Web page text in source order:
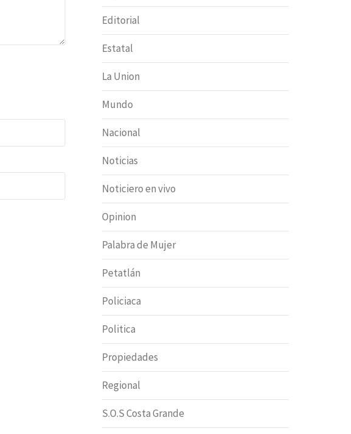
Editorial
Estatal
La Union
Mundo
Nacional
Noticias
Noticiero en vivo
Opinion
Palabra de Mujer
Petatlán
Policiaca
Politica
Propiedades
Regional
S.O.S Costa Grande